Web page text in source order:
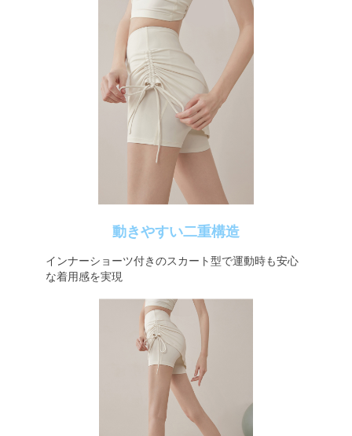
動きやすい二重構造
インナーショーツ付きのスカート型で運動時も安心
な着用感を実現